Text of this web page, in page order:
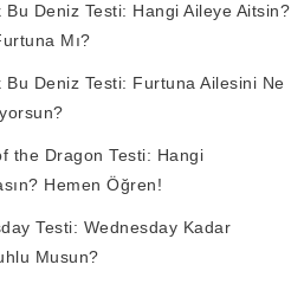
Bu Deniz Testi: Hangi Aileye Aitsin?
Mı?
Bu Deniz Testi: Furtuna Ailesini Ne
the Dragon Testi: Hangi
Hemen Öğren!
Testi: Wednesday Kadar
Musun?